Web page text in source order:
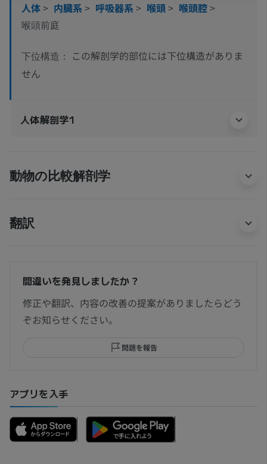
人体> 内臓系> 呼吸器系> 喉頭> 喉頭腔>
喉頭前庭
下位構造：
この解剖学的部位には下位構造がありま
せん
人体解剖学1
動物の比較解剖学
翻訳
間違いを発見しましたか？
修正や翻訳、内容の改善の提案がありましたらどう
ぞお知らせください。
問題を報告
アプリを入手